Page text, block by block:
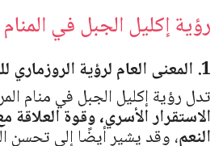
رؤية إكليل الجبل في
1. المعنى العام لرؤية الروزماري للمتزوجة
تدل رؤية إكليل الجبل في منام
الاستقرار الأسري، وقوة العلاقة
النعم، وقد يشير أيضًا إلى تحسن